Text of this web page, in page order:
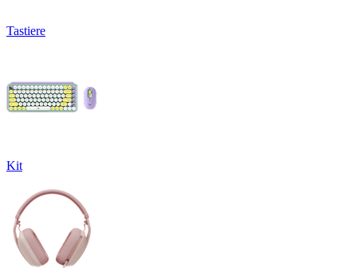
Tastiere
Kit